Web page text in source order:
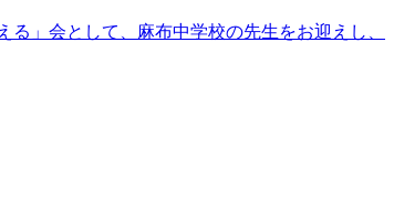
」会として、麻布中学校の先生をお迎えし、